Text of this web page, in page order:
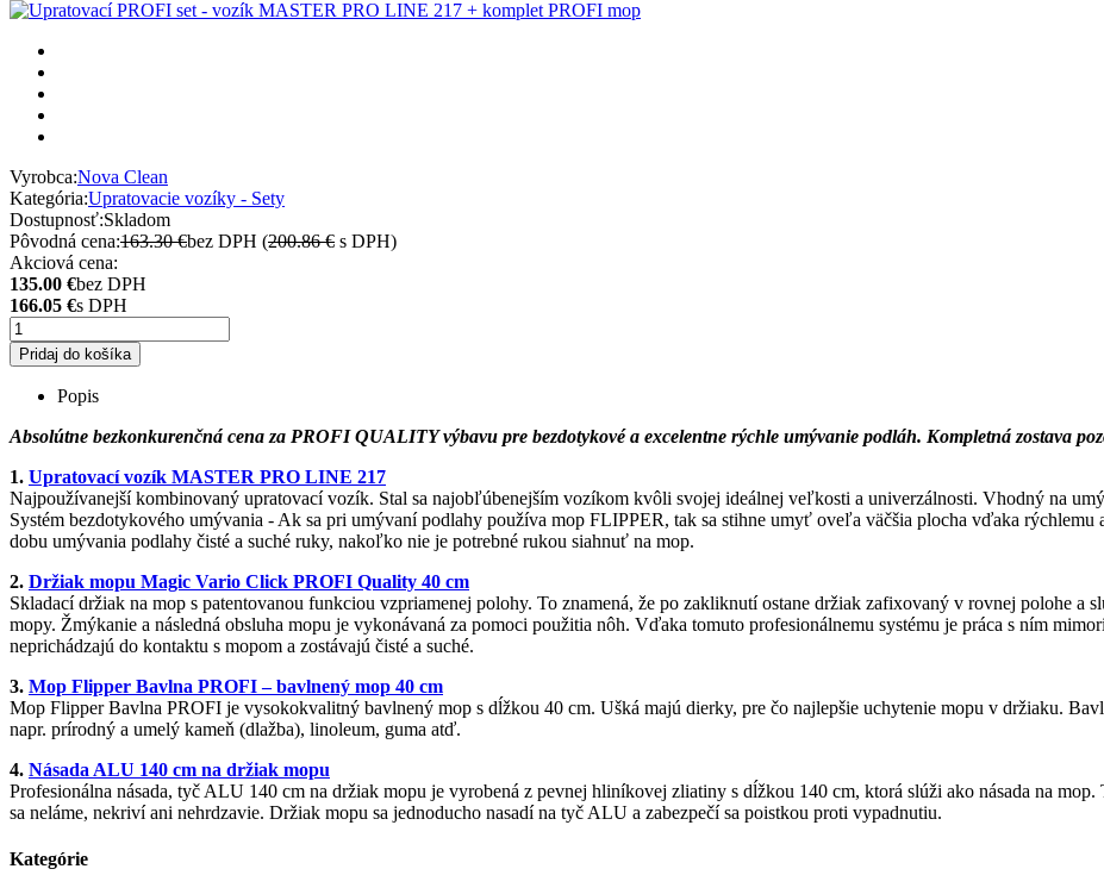
Vyrobca:Nova Clean
Kategória:Upratovacie vozíky - Sety
Dostupnosť:Skladom
Pôvodná cena:163.30 €bez DPH (200.86 € s DPH)
Akciová cena:
135.00 €bez DPH
166.05 €s DPH
Pridaj do košíka
Popis
Absolútne bezkonkurenčná cena za PROFI QUALITY výbavu pre bezdotykové a excelentne rýchle umývanie podláh. Kompletná zostava
1. Upratovací vozík MASTER PRO LINE 217
Najpoužívanejší kombinovaný upratovací vozík. Stal sa najobľúbenejším vozíkom kvôli svojej ideálnej veľkosti a univerzálnosti. Vhodný na
Systém bezdotykového umývania - Ak sa pri umývaní podlahy používa mop FLIPPER, tak sa stihne umyť oveľa väčšia plocha vďaka rýchlemu
dobu umývania podlahy čisté a suché ruky, nakoľko nie je potrebné rukou siahnuť na mop.
2. Držiak mopu Magic Vario Click PROFI Quality 40 cm
Skladací držiak na mop s patentovanou funkciou vzpriamenej polohy. To znamená, že po zakliknutí ostane držiak zafixovaný v rovnej polohe a
mopy. Žmýkanie a následná obsluha mopu je vykonávaná za pomoci použitia nôh. Vďaka tomuto profesionálnemu systému je práca s ním
neprichádzajú do kontaktu s mopom a zostávajú čisté a suché.
3. Mop Flipper Bavlna PROFI – bavlnený mop 40 cm
Mop Flipper Bavlna PROFI je vysokokvalitný bavlnený mop s dĺžkou 40 cm. Ušká majú dierky, pre čo najlepšie uchytenie mopu v držiaku.
napr. prírodný a umelý kameň (dlažba), linoleum, guma atď.
4. Násada ALU 140 cm na držiak mopu
Profesionálna násada, tyč ALU 140 cm na držiak mopu je vyrobená z pevnej hliníkovej zliatiny s dĺžkou 140 cm, ktorá slúži ako násada na
sa neláme, nekriví ani nehrdzavie. Držiak mopu sa jednoducho nasadí na tyč ALU a zabezpečí sa poistkou proti vypadnutiu.
Kategórie